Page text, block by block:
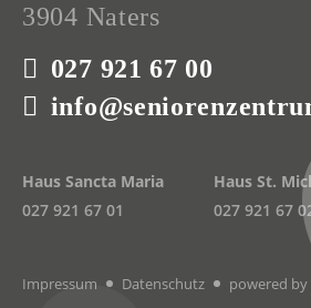
3904 Naters
027 921 67 00
Haus Sancta Maria
027 921 67 01
Haus St.
027 921 67
Impressum Datenschutz powered